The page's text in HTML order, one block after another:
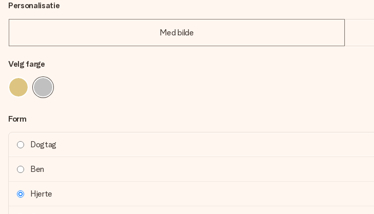
Personalisatie
Med bilde
Velg farge
Form
Dogtag
Ben
Hjerte